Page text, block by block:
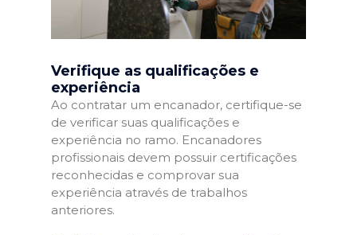
Verifique as qualificações e
experiência
Ao contratar um encanador, certifique-se
de verificar suas qualificações e
experiência no ramo. Encanadores
profissionais devem possuir certificações
reconhecidas e comprovar sua
experiência através de trabalhos
anteriores.